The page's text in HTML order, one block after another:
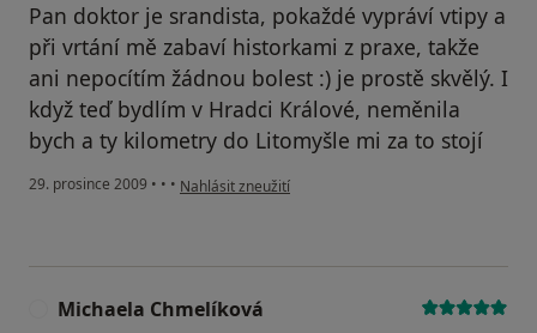
Pan doktor je srandista, pokaždé vypráví vtipy a
při vrtání mě zabaví historkami z praxe, takže
ani nepocítím žádnou bolest :) je prostě skvělý. I
když teď bydlím v Hradci Králové, neměnila
bych a ty kilometry do Litomyšle mi za to stojí
29. prosince 2009 • • • podle názoru uživatele Váš účet byl odstraněn
Nahlásit zneužití
Michaela Chmelíková